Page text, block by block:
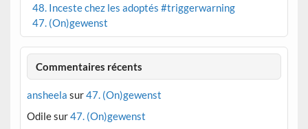
48. Inceste chez les adoptés #triggerwarning
47. (On)gewenst
Commentaires récents
ansheela sur47. (On)gewenst
Odilesur47. (On)gewenst